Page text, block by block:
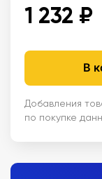
1 232 ₽
В
Добавления
по покупке